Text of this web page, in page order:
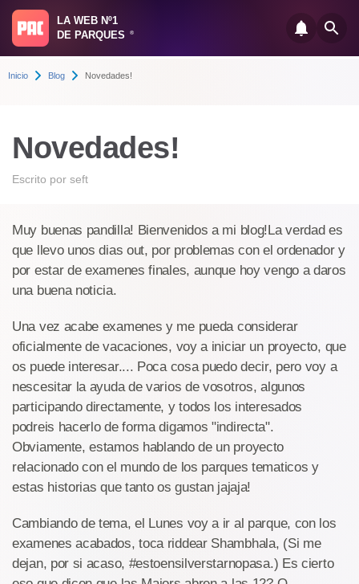
LA WEB Nº1
DE PARQUES
®
Inicio Blog Novedades!
Novedades!
Escrito por seft
Muy buenas pandilla! Bienvenidos a mi blog!La verdad es
que llevo unos dias out, por problemas con el ordenador y
por estar de examenes finales, aunque hoy vengo a daros
una buena noticia.
Una vez acabe examenes y me pueda considerar
oficialmente de vacaciones, voy a iniciar un proyecto, que
os puede interesar.... Poca cosa puedo decir, pero voy a
nescesitar la ayuda de varios de vosotros, algunos
participando directamente, y todos los interesados
podreis hacerlo de forma digamos "indirecta".
Obviamente, estamos hablando de un proyecto
relacionado con el mundo de los parques tematicos y
estas historias que tanto os gustan jajaja!
Cambiando de tema, el Lunes voy a ir al parque, con los
examenes acabados, toca riddear Shambhala, (Si me
dejan, por si acaso, #estoensilverstarnopasa.) Es cierto